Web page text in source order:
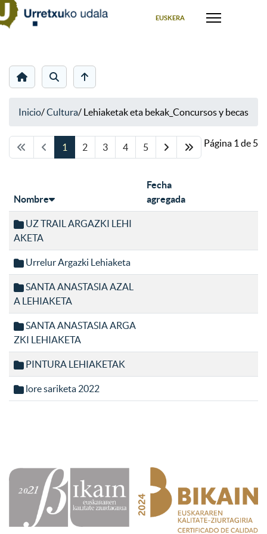
EUSKERA
Inicio/Cultura/ Lehiaketak eta bekak_Concursos y becas
Página 1 de 5
1 2 3 4 5
Nombre
Fecha
agregada
UZ TRAIL ARGAZKI LEHI
AKETA
Urrelur Argazki Lehiaketa
SANTA ANASTASIA AZAL
A LEHIAKETA
SANTA ANASTASIA ARGA
ZKI LEHIAKETA
PINTURA LEHIAKETAK
lore sariketa 2022